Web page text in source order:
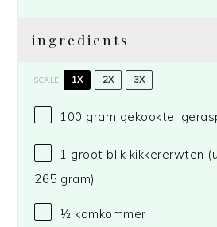
ingredients
SCALE 1X 2X 3X
100 gram gekookte,
1 groot blik kikkererwten
265 gram)
½ komkommer